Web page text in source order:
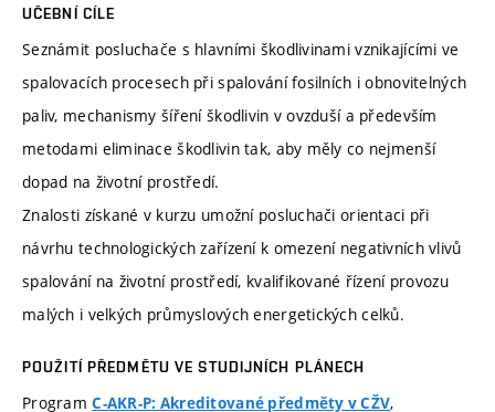
UČEBNÍ CÍLE
Seznámit posluchače s hlavními škodlivinami vznikajícími ve
spalovacích procesech při spalování fosilních i obnovitelných
paliv, mechanismy šíření škodlivin v ovzduší a především
metodami eliminace škodlivin tak, aby měly co nejmenší
dopad na životní prostředí.
Znalosti získané v kurzu umožní posluchači orientaci při
návrhu technologických zařízení k omezení negativních vlivů
spalování na životní prostředí, kvalifikované řízení provozu
malých i velkých průmyslových energetických celků.
POUŽITÍ PŘEDMĚTU VE STUDIJNÍCH PLÁNECH
ProgramC-AKR-P: Akreditované předměty v CŽV,